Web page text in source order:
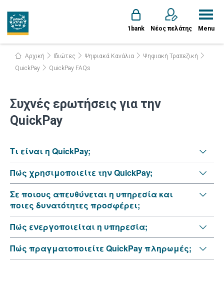
1bank Νέος πελάτης Menu
Αρχική Ιδιώτες Ψηφιακά Κανάλια
Ψηφιακή Τραπεζική
QuickPay
QuickPay FAQs
Συχνές ερωτήσεις για την
QuickPay
Τι είναι η QuickPay;
Πώς χρησιμοποιείτε την QuickPay;
Σε ποιους απευθύνεται η υπηρεσία και
ποιες δυνατότητες προσφέρει;
Πώς ενεργοποιείται η υπηρεσία;
Πώς πραγματοποιείτε QuickPay πληρωμές;